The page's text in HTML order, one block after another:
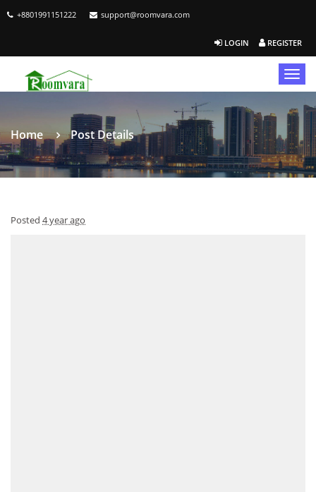
+8801991151222 support@roomvara.com
LOGIN REGISTER
Home Post Details
Posted 4 year ago